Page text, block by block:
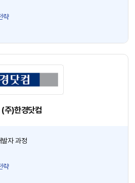
략
(주)한경닷컴
자 과정
략